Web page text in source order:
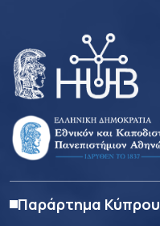
Παράρτημα Κύπρου